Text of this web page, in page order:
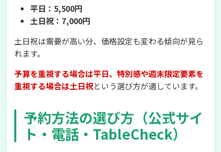
平日：5,500円
土日祝：7,000円
土日祝は需要が高い分、価格設定も変わる傾向が見ら
れます。
予算を重視する場合は平日、特別感や週末限定要素を
重視する場合は土日祝という選び方が適しています。
予約方法の選び方（公式サイ
ト・電話・TableCheck）